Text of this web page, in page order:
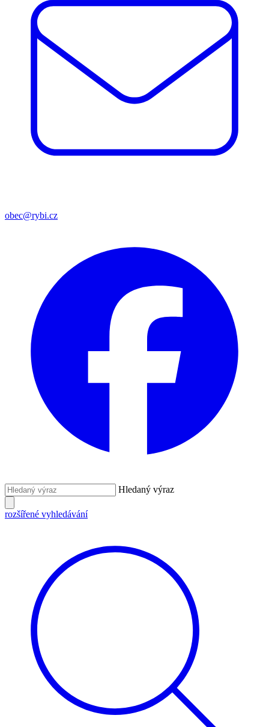
obec@rybi.cz
Hledaný výraz
rozšířené vyhledávání